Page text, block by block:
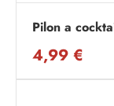
Pilon a
4,99 €